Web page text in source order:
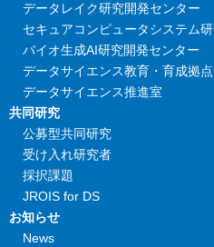
データレイク研究開発センター
セキュアコンピュータシステム
バイオ生成AI研究開発センター
データサイエンス教育・育成拠点
データサイエンス推進室
共同研究
公募型共同研究
受け入れ研究者
採択課題
JROIS for DS
お知らせ
News